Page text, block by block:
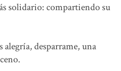
solidario: compartiendo su
desparrame, una